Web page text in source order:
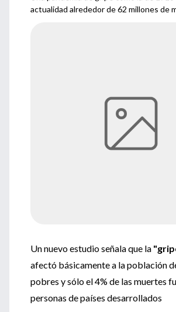
actualidad alrededor de 62 millones de
Un nuevo estudio señala que la
afectó básicamente a la población
pobres y sólo el 4% de las muertes
personas de países desarrollados